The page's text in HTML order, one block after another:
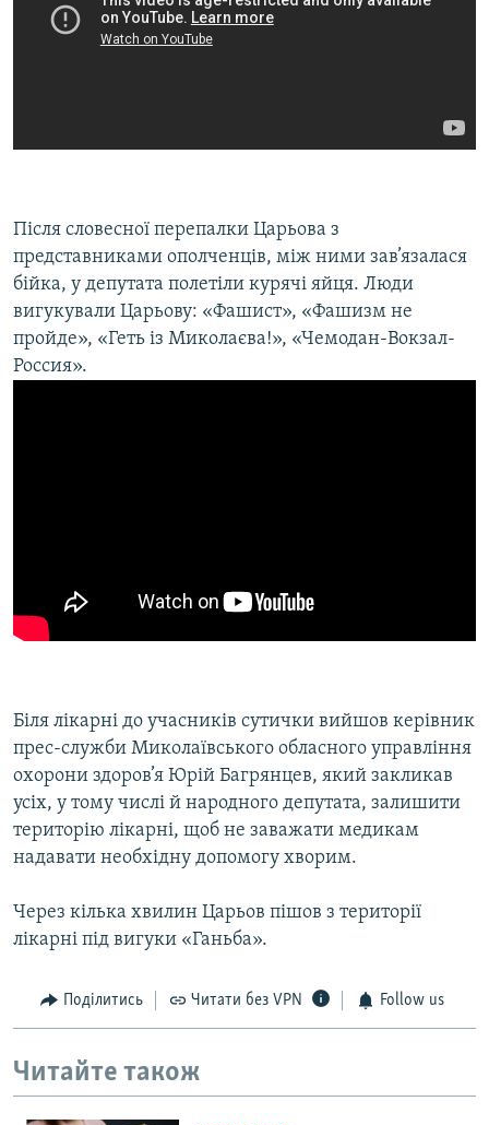
Після словесної перепалки Царьова з
представниками ополченців, між ними зав’язалася
бійка, у депутата полетіли курячі яйця. Люди
вигукували Царьову: «Фашист», «Фашизм не
пройде», «Геть із Миколаєва!», «Чемодан-Вокзал-
Россия».
Біля лікарні до учасників сутички вийшов керівник
прес-служби Миколаївського обласного управління
охорони здоров’я Юрій Багрянцев, який закликав
усіх, у тому числі й народного депутата, залишити
територію лікарні, щоб не заважати медикам
надавати необхідну допомогу хворим.
Через кілька хвилин Царьов пішов з території
лікарні під вигуки «Ганьба».
Поділитись Читати без VPN Follow us
Читайте також